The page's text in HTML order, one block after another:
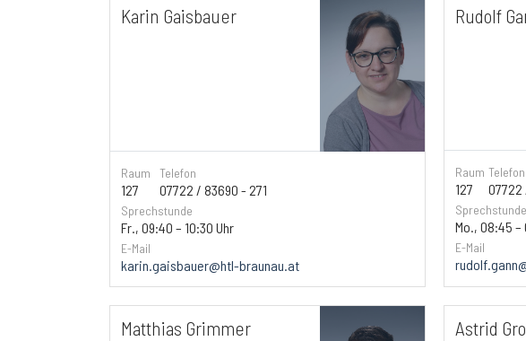
Karin Gaisbauer
Raum
127
Telefon
07722 / 83690 - 271
Sprechstunde
Fr., 09:40 – 10:30 Uhr
E-Mail
karin.gaisbauer@htl-braunau.at
Rudolf
Raum
127
Telefon
07722
Mo., 08:45 –
E-Mail
Matthias Grimmer Astrid